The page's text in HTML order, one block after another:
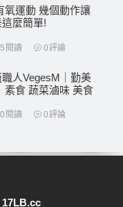
氧運動 幾個動作讓
麼簡單!
閱讀 0評論
人VegesM｜勤美
素食 蔬菜滷味 美食
閱讀 0評論
17LB.cc